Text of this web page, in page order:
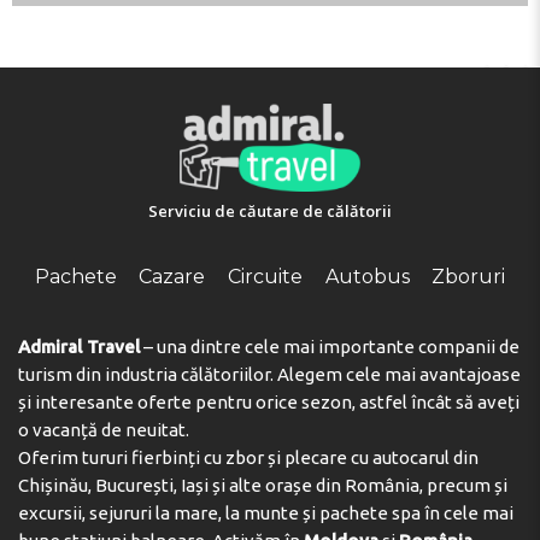
Key collection at the property. Key stored in the lock
2 Calle Petrel, 35138, Playa del Cura, Spain
Serviciu de căutare de călătorii
Pachete Cazare Circuite Autobus Zboruri
Admiral Travel– una dintre cele mai importante companii de
turism din industria călătoriilor. Alegem cele mai avantajoase
și interesante oferte pentru orice sezon, astfel încât să aveți
o vacanță de neuitat.
Oferim tururi fierbinți cu zbor și plecare cu autocarul din
Chișinău, București, Iași și alte orașe din România, precum și
excursii, sejururi la mare, la munte și pachete spa în cele mai